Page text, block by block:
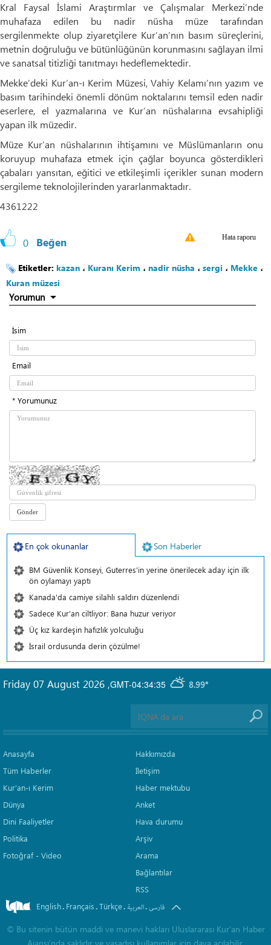
Kral Faysal İslami Araştırmlar ve Çalışmalar Merkezi’nde
muhafaza edilen bu nadir nüsha müze tarafından
sergilenmekte olup ziyaretçilere Kur’an’nın basım süreçlerini,
metnin doğruluğu ve bütünlüğünün korunmasını sağlayan ilmi
ve sanatsal titizliği tanıtmayı hedeflemektedir.
Mekke’deki Kur’an-ı Kerim Müzesi, Vahiy Kelamı’nın yazım ve
basım tarihindeki önemli dönüm noktalarını temsil eden nadir
eserlere, el yazmalarına ve Kur’an nüshalarına evsahipliği
yapan ilk müzedir.
Müze Kur’an nüshalarının ihtişamını ve Müslümanların onu
koruyup muhafaza etmek için çağlar boyunca gösterdikleri
çabaları yansıtan, eğitici ve etkileşimli içerikler sunan modern
sergileme teknolojilerinden yararlanmaktadır.
4361222
0 Beğen Hata raporu
Etiketler: kazan ، Kuranı Kerim ، nadir nüsha ، sergi ، Mekke ،
Kuran müzesi
Yorumun
İsim
Email
* Yorumunuz
En çok okunanlar Son Haberler
BM Güvenlik Konseyi, Guterres'in yerine önerilecek aday için ilk
ön oylamayı yaptı
Kanada'da camiye silahlı saldırı düzenlendi
Sadece Kur'an ciltliyor: Bana huzur veriyor
Üç kız kardeşin hafızlık yolculuğu
İsrail ordusunda derin çözülme!
GMT-04:34:35 8.99°
Friday 07 August 2026 ,
Anasayfa
Tüm Haberler
Kur'an-ı Kerim
Dünya
Dini Faaliyetler
Politika
Fotoğraf - Video
Hakkımızda
İletişim
Haber mektubu
Anket
Hava durumu
Arşiv
Arama
Bağlantılar
RSS
English. Français.Türkçe. العربیة.فارسی
© Bu sitenin bütün maddi ve manevi hakları Uluslararası Kur’an Haber